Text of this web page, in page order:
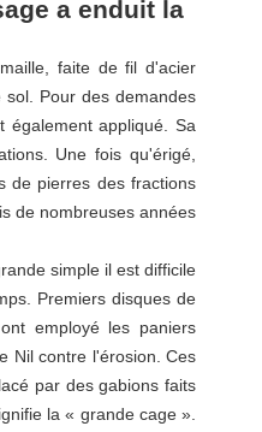
a enduit la
faite de fil d'acier
Pour des demandes
également appliqué. Sa
Une fois qu'érigé,
de pierres des fractions
de nombreuses années
simple il est difficile
Premiers disques de
employé les paniers
Nil contre l'érosion. Ces
par des gabions faits
la « grande cage ».